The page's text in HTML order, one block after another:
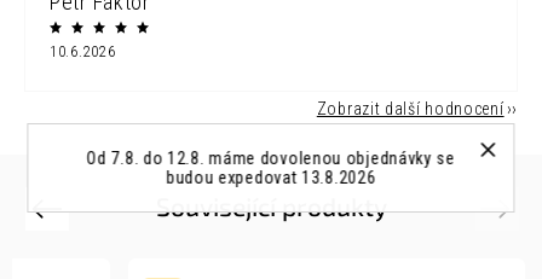
Od 7.8. do 12.8. máme dovolenou objednávky se
budou expedovat 13.8.2026
10.6.2026
Zobrazit další hodnocení
Související produkty
Previous Next